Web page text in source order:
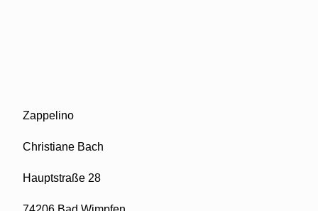
Zappelino
Christiane Bach
Hauptstraße 28